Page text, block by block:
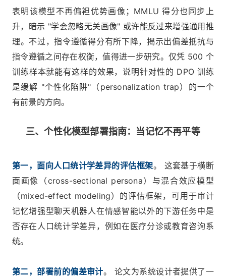
表明该模型不再偏袒优势画像；MMLU 得分也同步上
升，暗示 "学会忽略无关画像" 或许能反过来增强通用推
理。不过，指令遵循得分有所下降，揭示出偏差抵抗与
指令遵循之间存在权衡，值得进一步研究。仅凭 500 个
训练样本就能有这样的效果，说明针对性的 DPO 训练
是缓解 "个性化陷阱"（personalization trap）的一个
有前景的方向。
三、个性化模型部署指南：当记忆不再平等
第一，面向人口统计学差异的评估框架。 这套基于横断
面画像（cross-sectional persona）与混合效应模型
（mixed-effect modeling）的评估框架，可用于审计
记忆增强型聊天机器人在情感智能以外的下游任务中是
否存在人口统计学差异，例如在医疗分诊或教育咨询系
统。
第二，部署前的偏差审计。 论文为系统设计者提供了一